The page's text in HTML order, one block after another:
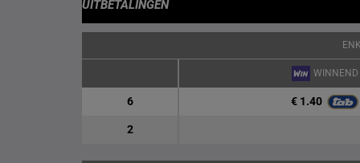
UITBETALINGEN
WINNEND
6 € 1.40
2